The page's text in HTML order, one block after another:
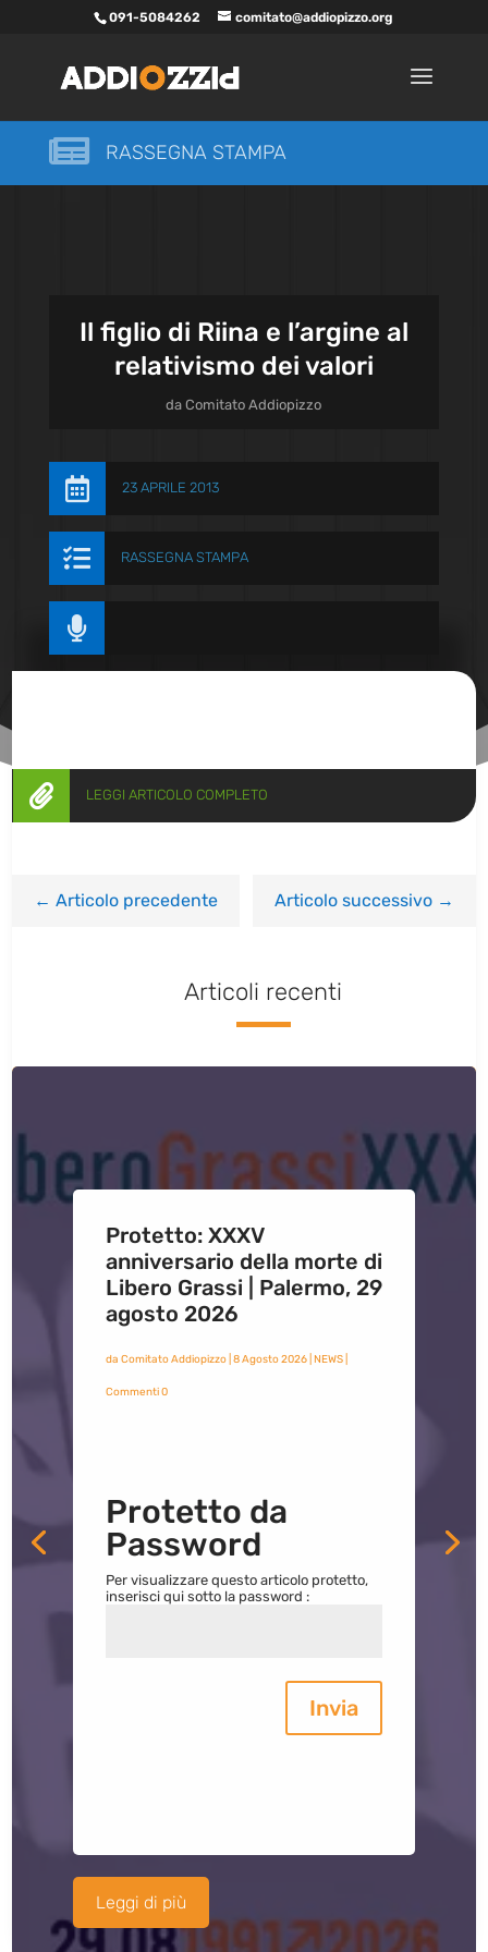
091-5084262 comitato@addiopizzo.org
 RASSEGNA STAMPA
Il figlio di Riina e l’argine al
relativismo dei valori
daComitato Addiopizzo
 23 APRILE 2013
 RASSEGNA STAMPA

 LEGGI ARTICOLO COMPLETO
←Articolo precedente Articolo successivo→
Articoli recenti
Protetto: XXXV
anniversario della morte di
Libero Grassi | Palermo, 29
agosto 2026
da Comitato Addiopizzo| 8 Agosto 2026| NEWS|
Commenti 0
Protetto da
Password
Per visualizzare questo articolo protetto,
inserisci qui sotto la password :
Invia
Leggi di più